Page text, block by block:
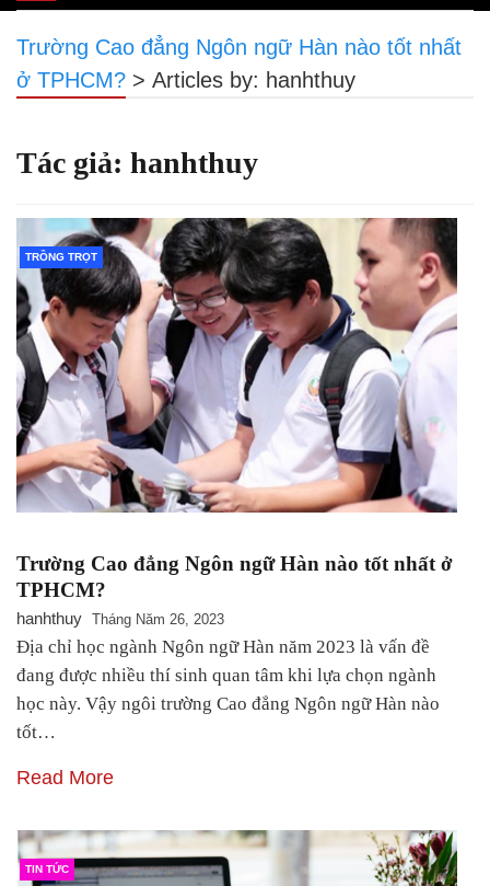
navigation
Trường Cao đẳng Ngôn ngữ Hàn nào tốt nhất
ở TPHCM? > Articles by: hanhthuy
Tác giả: hanhthuy
TRỒNG TRỌT
Trường Cao đẳng Ngôn ngữ Hàn nào tốt nhất ở
TPHCM?
hanhthuy Tháng Năm 26, 2023
Địa chỉ học ngành Ngôn ngữ Hàn năm 2023 là vấn đề
đang được nhiều thí sinh quan tâm khi lựa chọn ngành
học này. Vậy ngôi trường Cao đẳng Ngôn ngữ Hàn nào
tốt…
Read More
TIN TỨC